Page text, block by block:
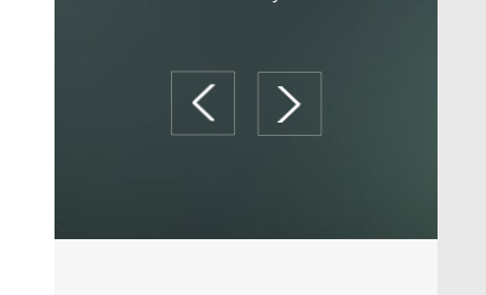
prev next